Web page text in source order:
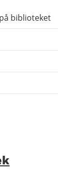
biblioteket